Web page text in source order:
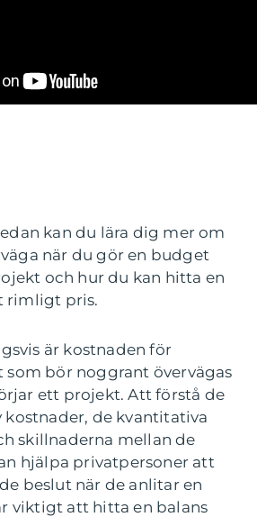
kan du lära dig mer om
när du gör en budget
och hur du kan hitta en
rimligt pris.
är kostnaden för
bör noggrant övervägas
ett projekt. Att förstå de
kostnader, de kvantitativa
skillnaderna mellan de
hjälpa privatpersoner att
beslut när de anlitar en
viktigt att hitta en balans